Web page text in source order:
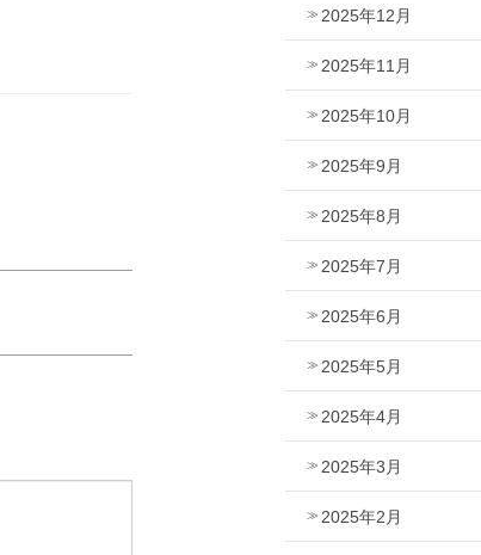
2025年12月
2025年11月
2025年10月
2025年9月
2025年8月
2025年7月
2025年6月
2025年5月
2025年4月
2025年3月
2025年2月